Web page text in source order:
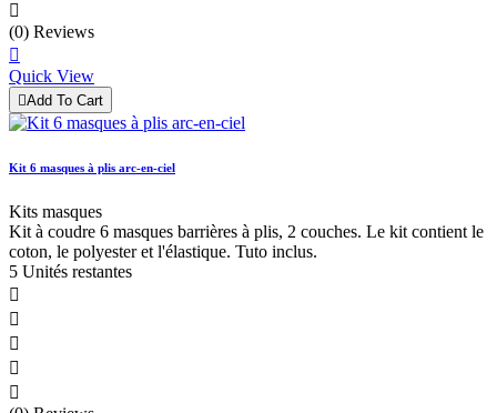

(0) Reviews

Quick View
Add To Cart
Kit 6 masques à plis arc-en-ciel
Kits masques
Kit à coudre 6 masques barrières à plis, 2 couches. Le kit contient le
coton, le polyester et l'élastique. Tuto inclus.
5 Unités restantes




